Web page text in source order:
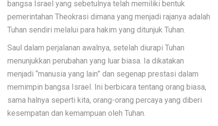
bangsa Israel yang sebetulnya telah memiliki bentuk
pemerintahan Theokrasi dimana yang menjadi rajanya adalah
Tuhan sendiri melalui para hakim yang ditunjuk Tuhan.
Saul dalam perjalanan awalnya, setelah diurapi Tuhan
menunjukkan perubahan yang luar biasa. Ia dikatakan
menjadi “manusia yang lain” dan segenap prestasi dalam
memimpin bangsa Israel. Ini berbicara tentang orang biasa,
sama halnya seperti kita, orang-orang percaya yang diberi
kesempatan dan kemampuan oleh Tuhan.